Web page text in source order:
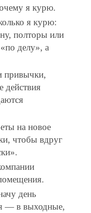
я курю.
я курю:
полторы или
делу», а
привычки,
действия
на новое
чтобы вдруг
день
— в выходные,